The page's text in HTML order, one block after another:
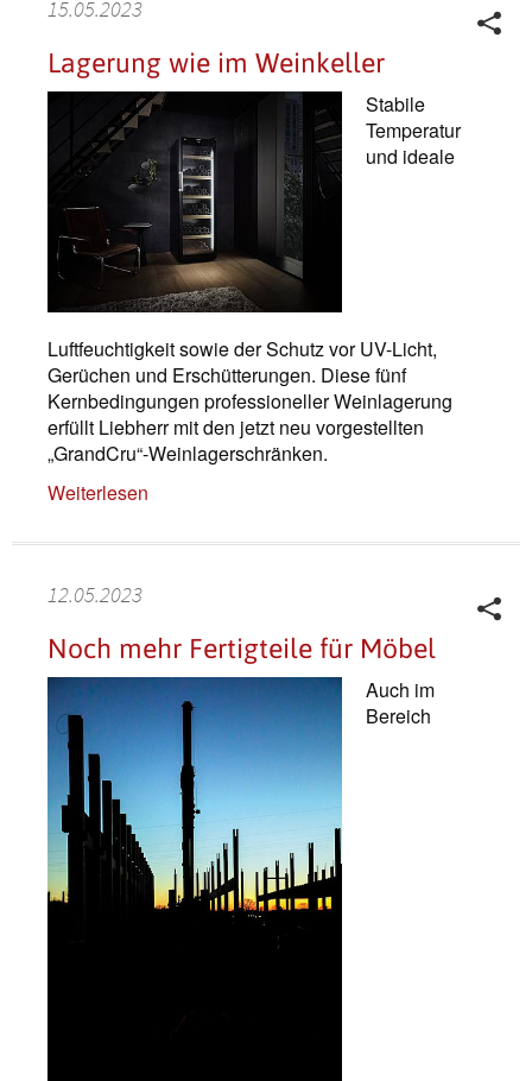
15.05.2023
Lagerung wie im Weinkeller
Stabile
Temperatur
und ideale
Luftfeuchtigkeit sowie der Schutz vor UV-Licht,
Gerüchen und Erschütterungen. Diese fünf
Kernbedingungen professioneller Weinlagerung
erfüllt Liebherr mit den jetzt neu vorgestellten
„GrandCru“-Weinlagerschränken.
Weiterlesen
12.05.2023
Noch mehr Fertigteile für Möbel
Auch im
Bereich